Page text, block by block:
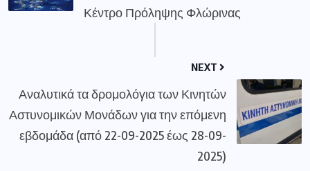
Κέντρο Πρόληψης Φλώρινας
NEXT
Αναλυτικά τα δρομολόγια των Κινητών
Αστυνομικών Μονάδων για την επόμενη
εβδομάδα (από 22-09-2025 έως 28-09-
2025)